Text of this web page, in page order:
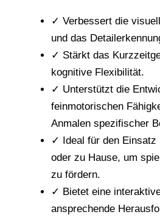
✓ Verbessert die
und das
✓ Stärkt das
kognitive Flexibilität.
✓ Unterstützt die
feinmotorischen
Anmalen spezifischer
✓ Ideal für den Einsatz
oder zu Hause, um
zu fördern.
✓ Bietet eine
ansprechende